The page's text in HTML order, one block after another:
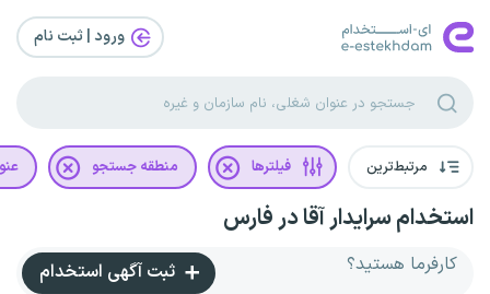
ورود | ثبت‌ نام
مرتبط‌ترین فیلترها منطقه جستجو
استخدام سرایدار آقا در فارس
کارفرما هستید؟ ثبت آگهی استخدام